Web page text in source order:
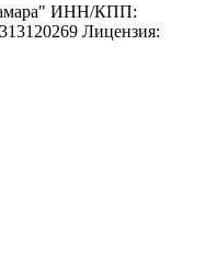
ИНН/КПП:
Лицензия: